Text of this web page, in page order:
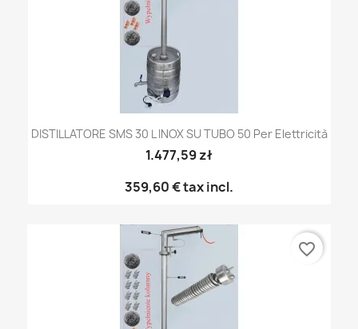
DISTILLATORE SMS 30 L INOX SU TUBO 50 Per Elettricità
1.477,59 zł
359,60 €tax incl.
favorite_border